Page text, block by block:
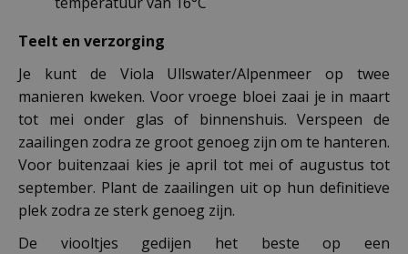
Teelt en verzorging
Je kunt de Viola Ullswater/Alpenmeer op twee
manieren kweken. Voor vroege bloei zaai je in maart
tot mei onder glas of binnenshuis. Verspeen de
zaailingen zodra ze groot genoeg zijn om te hanteren.
Voor buitenzaai kies je april tot mei of augustus tot
september. Plant de zaailingen uit op hun definitieve
plek zodra ze sterk genoeg zijn.
De viooltjes gedijen het beste op een